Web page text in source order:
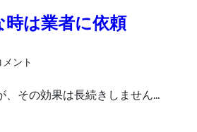
は業者に依頼
メント
、その効果は長続きしません…